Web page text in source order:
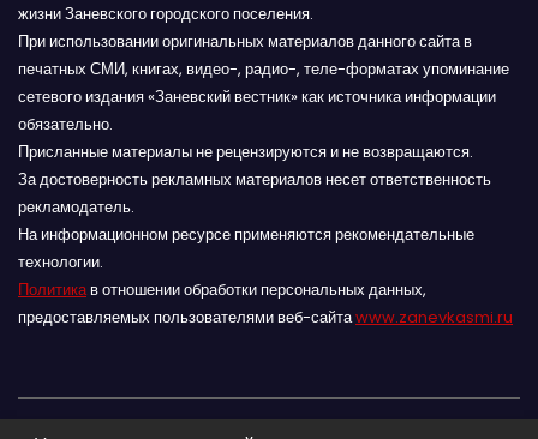
жизни Заневского городского поселения.
При использовании оригинальных материалов данного сайта в
печатных СМИ, книгах, видео-, радио-, теле-форматах упоминание
сетевого издания «Заневский вестник» как источника информации
обязательно.
Присланные материалы не рецензируются и не возвращаются.
За достоверность рекламных материалов несет ответственность
рекламодатель.
На информационном ресурсе применяются рекомендательные
технологии.
Политикав отношении обработки персональных данных,
предоставляемых пользователями веб-сайтаwww.zanevkasmi.ru